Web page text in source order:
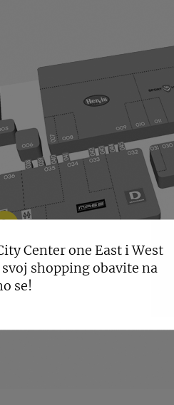
Center one East i West
shopping obavite na
se!